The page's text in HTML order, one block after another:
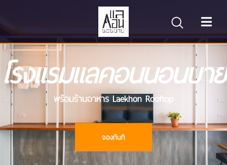
โรงแรมแลคอนนอนบาย
พร้อมร้านอาหาร Laekhon Rooftop
จองทันที